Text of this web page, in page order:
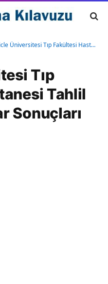
Üniversitesi Tıp Fakültesi Hastanesi Tahlil ve Laboratuvar Sonuçları
Tıp
Tahlil
Sonuçları